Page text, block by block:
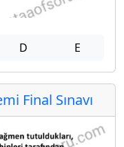
D E
Final Sınavı